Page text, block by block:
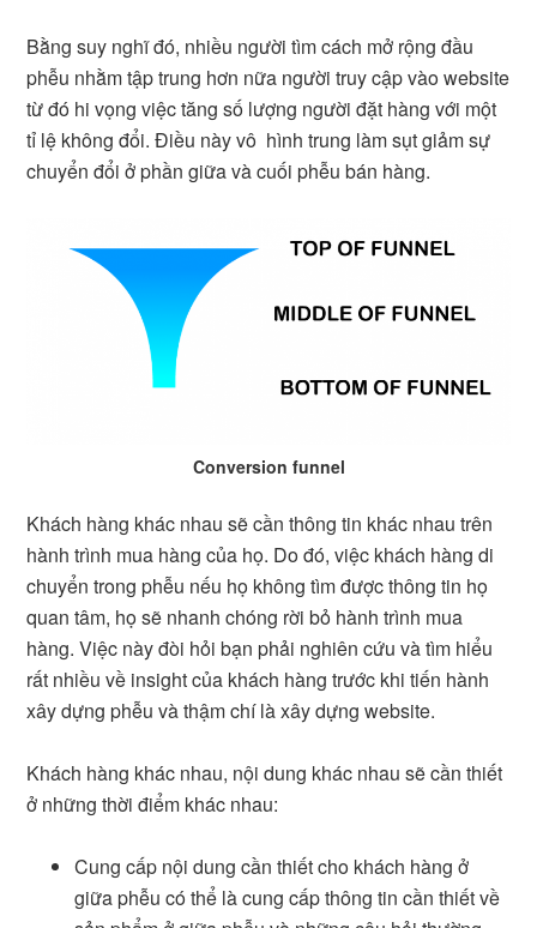
Bằng suy nghĩ đó, nhiều người tìm cách mở rộng đầu
phễu nhằm tập trung hơn nữa người truy cập vào website
từ đó hi vọng việc tăng số lượng người đặt hàng với một
tỉ lệ không đổi. Điều này vô hình trung làm sụt giảm sự
chuyển đổi ở phần giữa và cuối phễu bán hàng.
Conversion funnel
Khách hàng khác nhau sẽ cần thông tin khác nhau trên
hành trình mua hàng của họ. Do đó, việc khách hàng di
chuyển trong phễu nếu họ không tìm được thông tin họ
quan tâm, họ sẽ nhanh chóng rời bỏ hành trình mua
hàng. Việc này đòi hỏi bạn phải nghiên cứu và tìm hiểu
rất nhiều về insight của khách hàng trước khi tiến hành
xây dựng phễu và thậm chí là xây dựng website.
Khách hàng khác nhau, nội dung khác nhau sẽ cần thiết
ở những thời điểm khác nhau:
Cung cấp nội dung cần thiết cho khách hàng ở
giữa phễu có thể là cung cấp thông tin cần thiết về